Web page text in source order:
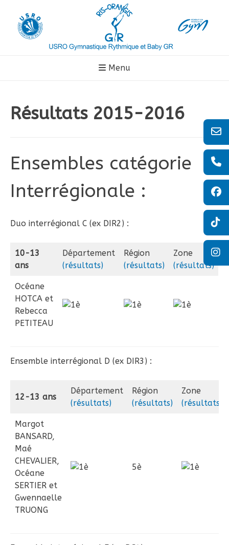
contenu
Menu
Résultats 2015-2016
Ensembles catégorie
Interrégionale :
Duo interrégional C (ex DIR2) :
10-13
ans
Département
(résultats)
Région
(résultats)
Zone
(résultats)
Océane
HOTCA et
Rebecca
PETITEAU
Ensemble interrégional D (ex DIR3) :
12-13 ans
Département
(résultats)
Région
(résultats)
Zone
(résultats)
Margot
BANSARD,
Maé
CHEVALIER,
Océane
SERTIER et
Gwennaelle
TRUONG
5è